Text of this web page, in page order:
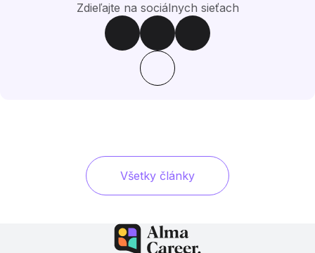
Zdieľajte na sociálnych sieťach
Všetky články